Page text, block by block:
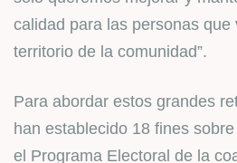
calidad para las personas que
territorio de la comunidad”.
Para abordar estos grandes
han establecido 18 fines
el Programa Electoral de la